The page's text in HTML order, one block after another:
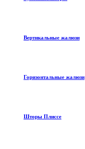
Вертикальные жалюзи
Горизонтальные жалюзи
Шторы Плиссе